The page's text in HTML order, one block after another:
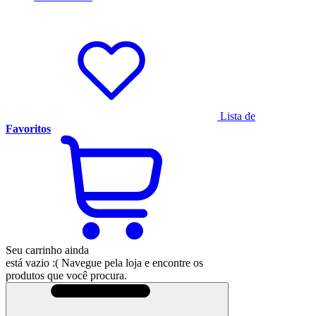
Lista de
Favoritos
Seu carrinho ainda
está vazio :( Navegue pela loja e encontre os
produtos que você procura.